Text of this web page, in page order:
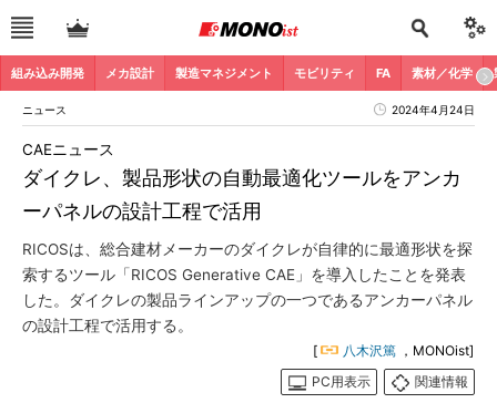
組み込み開発 メカ設計 製造マネジメント モビリティ FA 素材／化学
ニュース 2024年4月24日
ダイクレ、製品形状の自動最適化ツールをアンカ
ーパネルの設計工程で活用
CAEニュース
RICOSは、総合建材メーカーのダイクレが自律的に最適形状を探
索するツール「RICOS Generative CAE」を導入したことを発表
した。ダイクレの製品ラインアップの一つであるアンカーパネル
の設計工程で活用する。
[ 八木沢篤 ，MONOist]
PC用表示
関連情報